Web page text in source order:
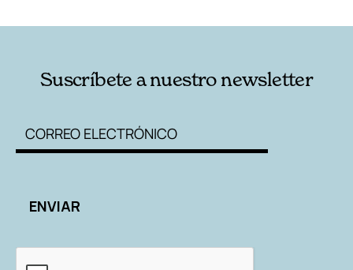
Suscríbete a nuestro newsletter